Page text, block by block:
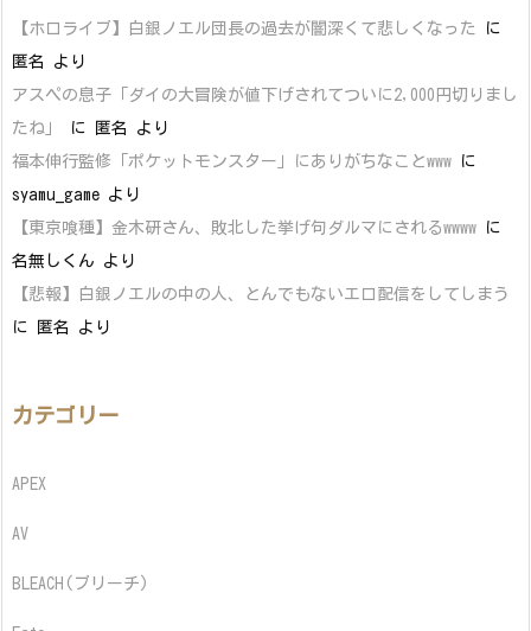
【ホロライブ】白銀ノエル団長の過去が闇深くて悲しくなった
に
匿名
より
アスペの息子「ダイの大冒険が値下げされてついに2,000円切りまし
たね」
に 匿名
より
福本伸行監修「ポケットモンスター」にありがちなことwww に
syamu_game より
【東京喰種】金木研さん、敗北した挙げ句ダルマにされるwwww に
名無しくん より
【悲報】白銀ノエルの中の人、とんでもないエロ配信をしてしまう
に
匿名 より
カテゴリー
APEX
AV
BLEACH(ブリーチ)